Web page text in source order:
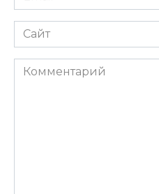
*
Сайт
Комментарий